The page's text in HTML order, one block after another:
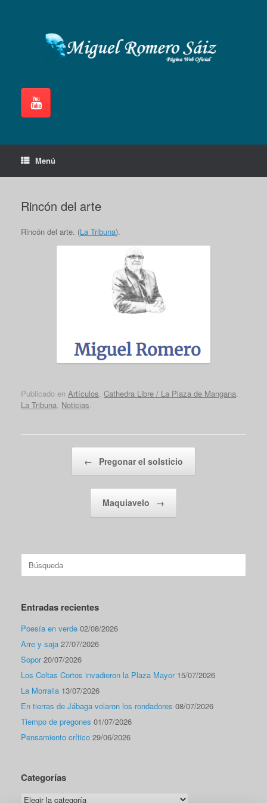
Menú
Rincón del arte
Rincón del arte. (La Tribuna).
Publicado en Artículos Cathedra Libre / La Plaza de Mangana
La Tribuna Noticias
← Pregonar el solsticio
Maquiavelo →
Buscar:
Entradas recientes
Poesía en verde 02/08/2026
Arre y saja 27/07/2026
Sopor 20/07/2026
Los Celtas Cortos invadieron la Plaza Mayor 15/07/2026
La Morralla 13/07/2026
En tierras de Jábaga volaron los rondadores 08/07/2026
Tiempo de pregones 01/07/2026
Pensamiento crítico 29/06/2026
Categorías
Categorías